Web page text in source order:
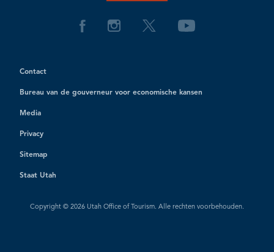
Contact
Bureau van de gouverneur voor economische kansen
Media
Privacy
Sitemap
Staat Utah
Copyright © 2026 Utah Office of Tourism. Alle rechten voorbehouden.